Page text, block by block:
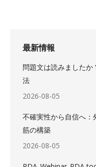
最新情報
問題文は読みました
法
2026-08-05
不確実性から自信へ：
筋の構築
2026-08-05